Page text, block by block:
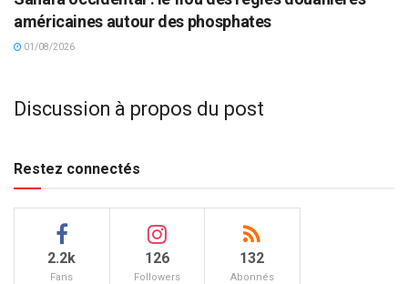
américaines autour des phosphates
01/08/2026
Discussion à propos du post
Restez connectés
2.2k
Fans
126
Followers
132
Abonnés